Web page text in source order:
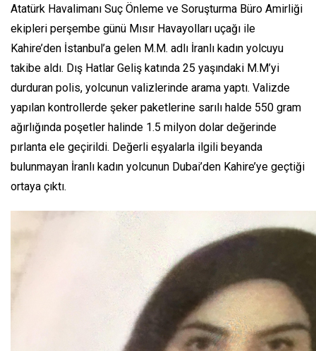
Atatürk Havalimanı Suç Önleme ve Soruşturma Büro Amirliği
ekipleri perşembe günü Mısır Havayolları uçağı ile
Kahire’den İstanbul’a gelen M.M. adlı İranlı kadın yolcuyu
takibe aldı. Dış Hatlar Geliş katında 25 yaşındaki M.M’yi
durduran polis, yolcunun valizlerinde arama yaptı. Valizde
yapılan kontrollerde şeker paketlerine sarılı halde 550 gram
ağırlığında poşetler halinde 1.5 milyon dolar değerinde
pırlanta ele geçirildi. Değerli eşyalarla ilgili beyanda
bulunmayan İranlı kadın yolcunun Dubai’den Kahire’ye geçtiği
ortaya çıktı.